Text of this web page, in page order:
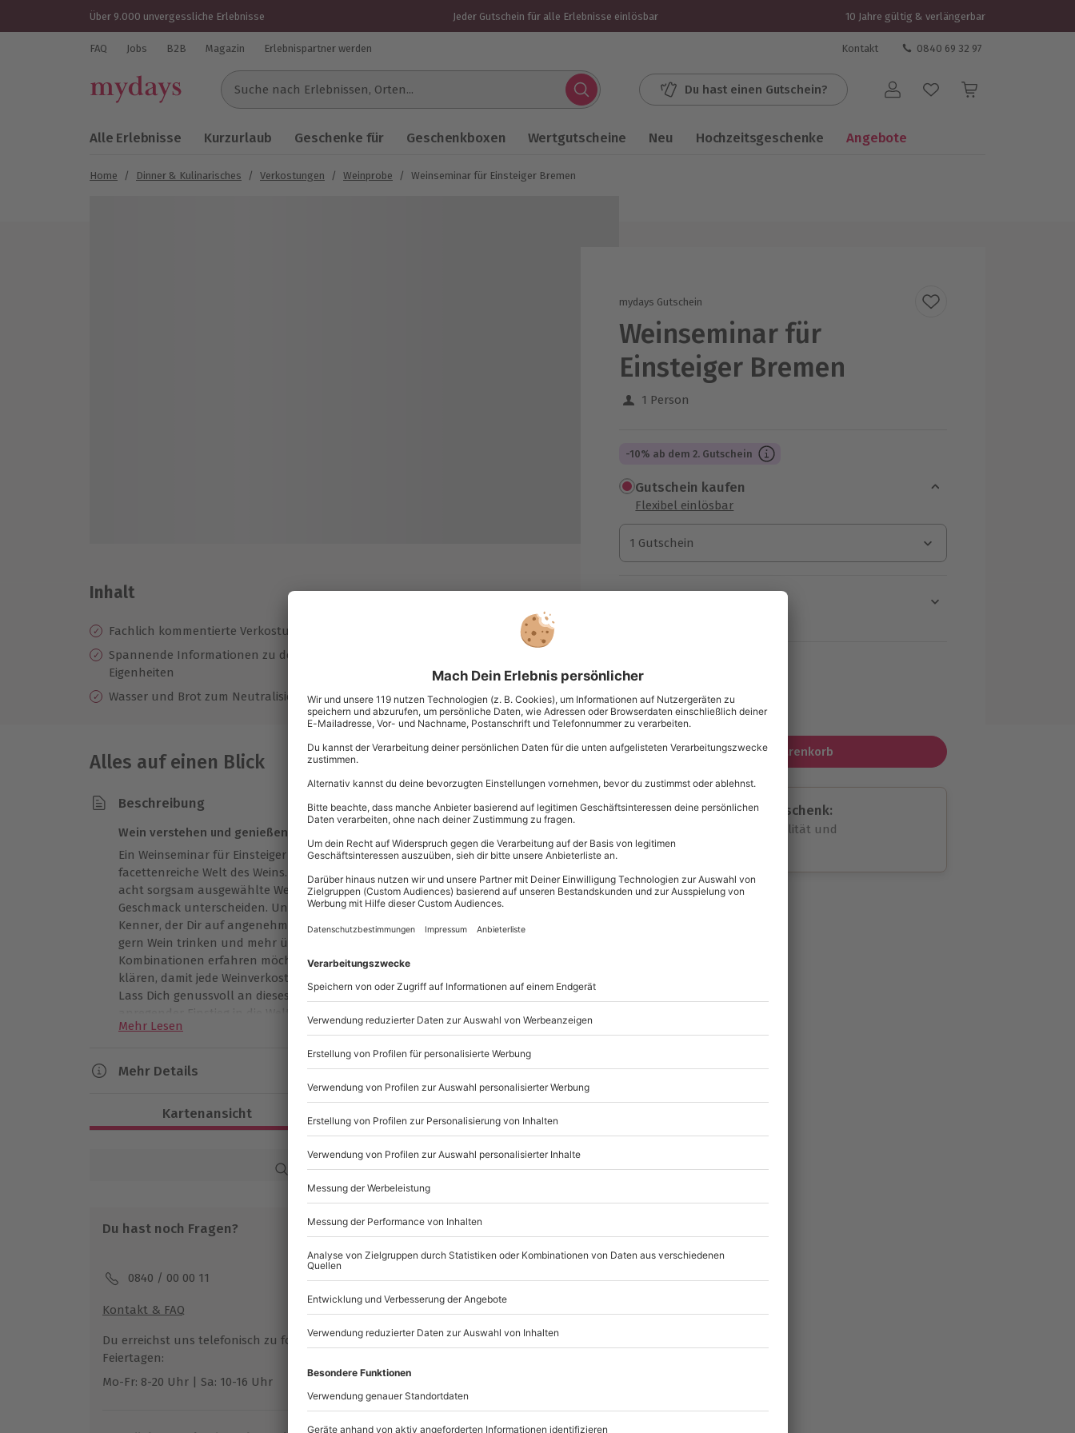
Über 9.000 unvergessliche Erlebnisse Jeder Gutschein für alle Erlebnisse einlösbar 10 Jahre gültig & verlängerbar
FAQ Jobs B2B Magazin Erlebnispartner werden Kontakt 0840 69 32 97
Suche nach Erlebnissen...
Du hast einen Gutschein? Benutzerkonto
Alle Erlebnisse Kurzurlaub Geschenke für Geschenkboxen Wertgutscheine Neu Hochzeitsgeschenke Angebote
Home / Dinner & Kulinarisches / Verkostungen / Weinprobe / Weinseminar für Einsteiger Bremen
mydays Gutschein
Weinseminar für
Einsteiger Bremen
1 Person
-10% ab dem 2. Gutschein
Gutschein kaufen
Flexibel einlösbar
1 Gutschein
1 Gutschein
1 Gutschein
49,90 CHF
zzgl. Versand(inkl. MwSt.)
In den Warenkorb
Immer das passende Geschenk:
Große Auswahl, volle Flexibilität und
maximale Sicherheit
Über 9.000 unvergessliche
Inhalt
Fachlich kommentierte Verkostung von 8 verschiedenen Weinen
Spannende Informationen zu den verschiedenen Rebsorten und deren
Eigenheiten
Wasser und Brot zum Neutralisieren
Alles auf einen Blick
Beschreibung
Wein verstehen und genießen – Dein Einstieg beginnt!
Ein Weinseminar für Einsteiger in Bremen schenkt Dir erste Einblicke in die
facettenreiche Welt des Weins. In entspannter Atmosphäre probierst Du
acht sorgsam ausgewählte Weine und lernst, wie sich Rebsorten im
Geschmack unterscheiden. Unterstützt wirst Du dabei von einem erfahrenen
Kenner, der Dir auf angenehme Weise Wissen vermittelt – perfekt für alle, die
gern Wein trinken und mehr über Herkunft, Aromen und passende
Kombinationen erfahren möchten. Wasser und Brot helfen, die Sinne zu
klären, damit jede Weinverkostung ihren vollen Charakter entfalten kann.
Lass Dich genussvoll an dieses vielseitige Thema heranführen – ein
anregender Einstieg in die Welt des Genusses wartet bereits auf Dich.
Mehr Lesen
Mehr Details
Ca. 2,5 Stunden
Ganzjährig zu bestimmten Terminen verfügbar
Teilnahmebedingungen
Gutschein gültig für 1 Person
Gruppengröße: 6-12 Personen
Kartenansicht Listenansicht
Karte in Großansicht
Du hast noch Fragen?
0840 / 00 00 11
Kontakt & FAQ
81671 München
Du erreichst uns telefonisch zu folgenden Zeiten, außer an bundesweiten
Feiertagen:
Mo-Fr: 8-20 Uhr | Sa: 10-16 Uhr